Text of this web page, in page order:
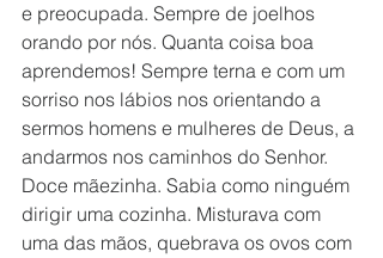
e preocupada. Sempre de joelhos
orando por nós. Quanta coisa boa
aprendemos! Sempre terna e com um
sorriso nos lábios nos orientando a
sermos homens e mulheres de Deus, a
andarmos nos caminhos do Senhor.
Doce mãezinha. Sabia como ninguém
dirigir uma cozinha. Misturava com
uma das mãos, quebrava os ovos com